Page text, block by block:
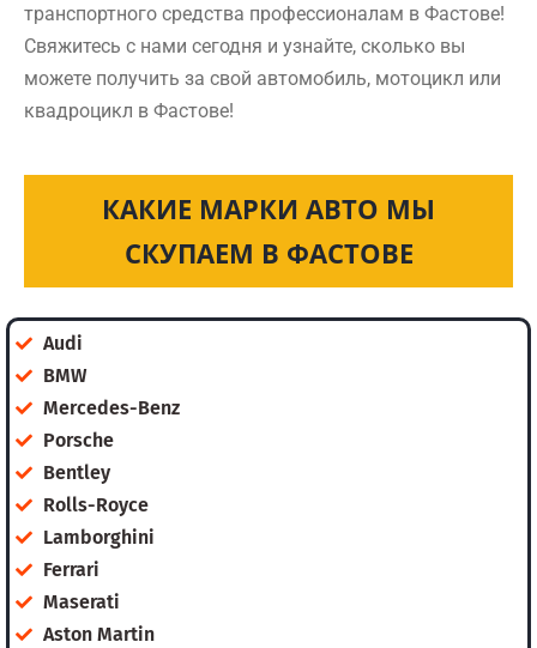
транспортного средства профессионалам в Фастове!
Свяжитесь с нами сегодня и узнайте, сколько вы
можете получить за свой автомобиль, мотоцикл или
квадроцикл в Фастове!
КАКИЕ МАРКИ АВТО МЫ
СКУПАЕМ В ФАСТОВЕ
Audi
BMW
Mercedes-Benz
Porsche
Bentley
Rolls-Royce
Lamborghini
Ferrari
Maserati
Aston Martin